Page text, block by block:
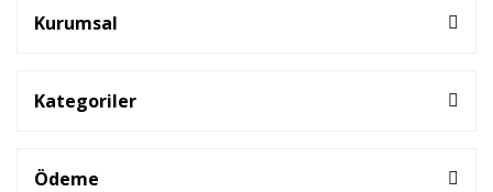
Kurumsal
Kategoriler
Ödeme